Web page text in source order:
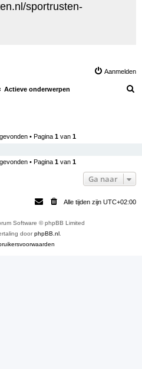
sportrusten-
Aanmelden
Actieve onderwerpen
• Pagina 1van 1
• Pagina 1van 1
Ga naar
Alle tijden zijn UTC+02:00
Software © phpBB Limited
doorphpBB.nl